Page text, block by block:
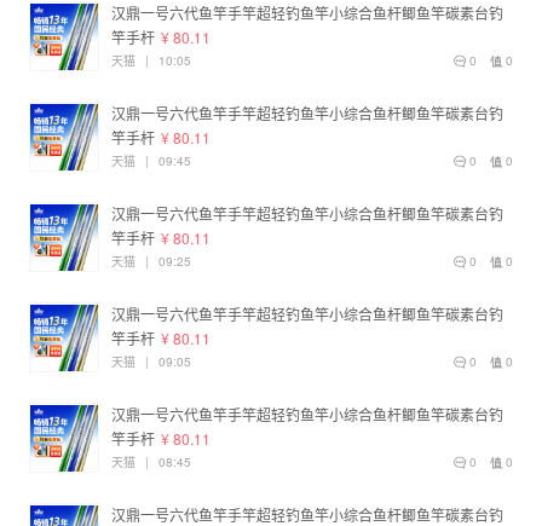
汉鼎一号六代鱼竿手竿超轻钓鱼竿小综合鱼杆鲫鱼竿碳素台钓
竿手杆 ¥ 80.11
0
0
天猫 | 10:05
汉鼎一号六代鱼竿手竿超轻钓鱼竿小综合鱼杆鲫鱼竿碳素台钓
竿手杆 ¥ 80.11
0
0
天猫 | 09:45
汉鼎一号六代鱼竿手竿超轻钓鱼竿小综合鱼杆鲫鱼竿碳素台钓
竿手杆 ¥ 80.11
0
0
天猫 | 09:25
汉鼎一号六代鱼竿手竿超轻钓鱼竿小综合鱼杆鲫鱼竿碳素台钓
竿手杆 ¥ 80.11
0
0
天猫 | 09:05
汉鼎一号六代鱼竿手竿超轻钓鱼竿小综合鱼杆鲫鱼竿碳素台钓
竿手杆 ¥ 80.11
0
0
天猫 | 08:45
汉鼎一号六代鱼竿手竿超轻钓鱼竿小综合鱼杆鲫鱼竿碳素台钓